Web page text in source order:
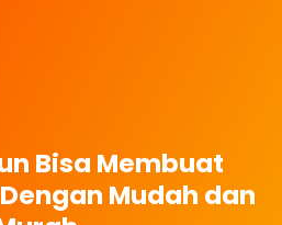
Bisa Membuat
Mudah dan